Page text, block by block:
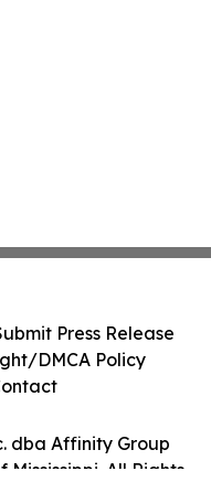
dba Affinity Group
All Rights
Press Release
DMCA Policy